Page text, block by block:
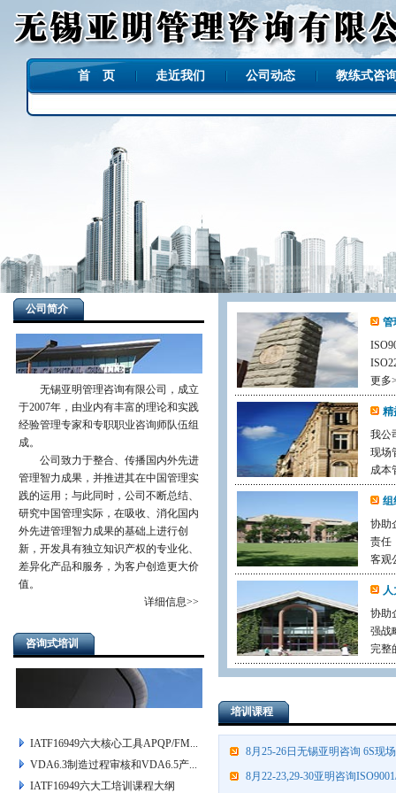
首 页 走近我们 公司动态 教练式咨
公司简介
无锡亚明管理咨询有限公司，成立
于2007年，由业内有丰富的理论和实践
经验管理专家和专职职业咨询师队伍组
成。
公司致力于整合、传播国内外先进
管理智力成果，并推进其在中国管理实
践的运用；与此同时，公司不断总结、
研究中国管理实际，在吸收、消化国内
外先进管理智力成果的基础上进行创
新，开发具有独立知识产权的专业化、
差异化产品和服务，为客户创造更大价
值。
详细信息>>
咨询式培训
IATF16949六大核心工具APQP/FM...
VDA6.3制造过程审核和VDA6.5产...
IATF16949六大工培训课程大纲
管
更多
精
我公
现场
成本
组
协助
责任
客观
人
协助
强战
完整
培训课程
8月25-26日无锡亚明咨询 6S现
8月22-23,29-30亚明咨询